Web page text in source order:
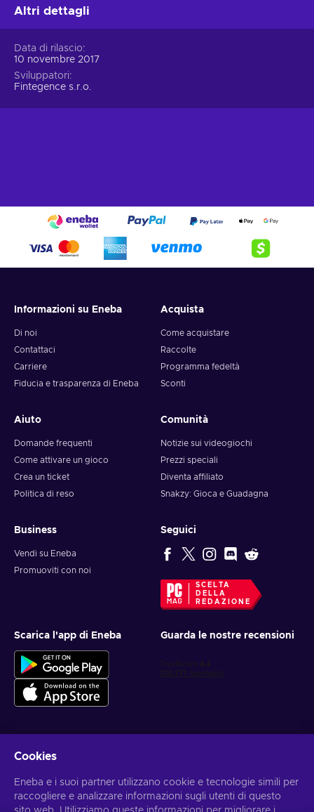
Set up an Ethereum-compatible wallet.
Input your ETH voucher code.
Provide your email for confirmation.
Choose Ethereum (ETH).
Altri dettagli
Data di rilascio
10 novembre 2017
Sviluppatori
Fintegence s.r.o.
Informazioni su Eneba
Di noi
Contattaci
Carriere
Fiducia e trasparenza di Eneba
Acquista
Come acquistare
Raccolte
Programma fedeltà
Sconti
Aiuto
Domande frequenti
Come attivare un gioco
Crea un ticket
Politica di reso
Comunità
Notizie sui videogiochi
Prezzi speciali
Diventa affiliato
Snakzy: Gioca e Guadagna
Business
Vendi su Eneba
Promuoviti con noi
Seguici
SCELTA
DELLA
REDAZIONE
Scarica l'app di Eneba Guarda le nostre recensioni
Ottieni offerte di gioco personalizzate
Iscriviti
Puoi annullare l'iscrizione in qualsiasi momento. Visital'informativa
Cookies
Eneba e i suoi partner utilizzano cookie e tecnologie simili per
raccogliere e analizzare informazioni sugli utenti di questo